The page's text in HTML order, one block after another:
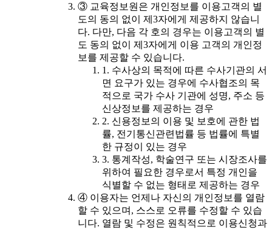
③ 교육정보원은 개인정보를 이용고객의 별
도의 동의 없이 제3자에게 제공하지 않습니
다. 다만, 다음 각 호의 경우는 이용고객의 별
도 동의 없이 제3자에게 이용 고객의 개인정
보를 제공할 수 있습니다.
1. 수사상의 목적에 따른 수사기관의 서
면 요구가 있는 경우에 수사협조의 목
적으로 국가 수사 기관에 성명, 주소 등
신상정보를 제공하는 경우
2. 신용정보의 이용 및 보호에 관한 법
률, 전기통신관련법률 등 법률에 특별
한 규정이 있는 경우
3. 통계작성, 학술연구 또는 시장조사를
위하여 필요한 경우로서 특정 개인을
식별할 수 없는 형태로 제공하는 경우
④ 이용자는 언제나 자신의 개인정보를 열람
할 수 있으며, 스스로 오류를 수정할 수 있습
니다. 열람 및 수정은 원칙적으로 이용신청과